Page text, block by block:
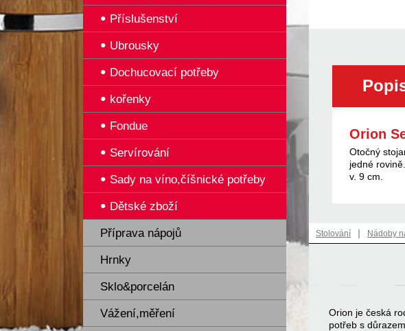
Příslušenství
Ubrousky
Dochucovací potřeby
kořenky
Fondue
Servírování
Sady na víno,číšnické potřeby
Dětské zboží
Příprava nápojů
Hrnky
Sklo&porcelán
Vážení,měření
Orion
Otočný
jedné
v. 9 cm.
Stolování | Nádoby
Orion je česká
potřeb s